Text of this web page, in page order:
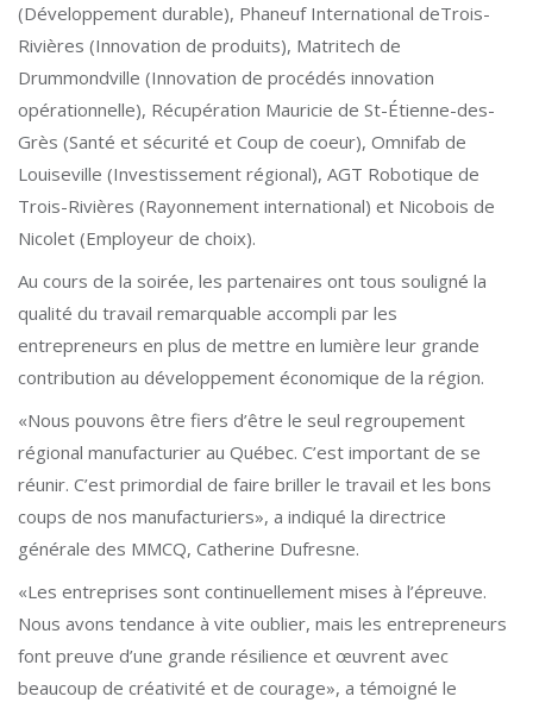
(Développement durable), Phaneuf International deTrois-
Rivières (Innovation de produits), Matritech de
Drummondville (Innovation de procédés innovation
opérationnelle), Récupération Mauricie de St-Étienne-des-
Grès (Santé et sécurité et Coup de coeur), Omnifab de
Louiseville (Investissement régional), AGT Robotique de
Trois-Rivières (Rayonnement international) et Nicobois de
Nicolet (Employeur de choix).
Au cours de la soirée, les partenaires ont tous souligné la
qualité du travail remarquable accompli par les
entrepreneurs en plus de mettre en lumière leur grande
contribution au développement économique de la région.
«Nous pouvons être fiers d’être le seul regroupement
régional manufacturier au Québec. C’est important de se
réunir. C’est primordial de faire briller le travail et les bons
coups de nos manufacturiers», a indiqué la directrice
générale des MMCQ, Catherine Dufresne.
«Les entreprises sont continuellement mises à l’épreuve.
Nous avons tendance à vite oublier, mais les entrepreneurs
font preuve d’une grande résilience et œuvrent avec
beaucoup de créativité et de courage», a témoigné le